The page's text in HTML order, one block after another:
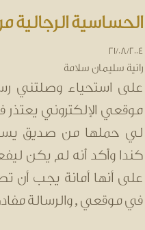
الرجالية
21/08/
سليمان سلامة
استحياء وصلتني
الإلكتروني يعتذر
حملها من صديق
وأكد أنه لم يكن
أنها أمانة يجب أن
موقعي , والرسالة مفادها